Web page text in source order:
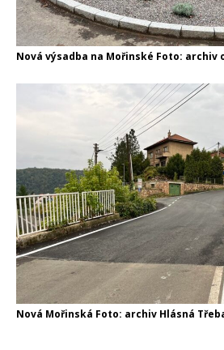
Nová výsadba na Mořinské Foto: archiv
Nová Mořinská Foto: archiv Hlásná